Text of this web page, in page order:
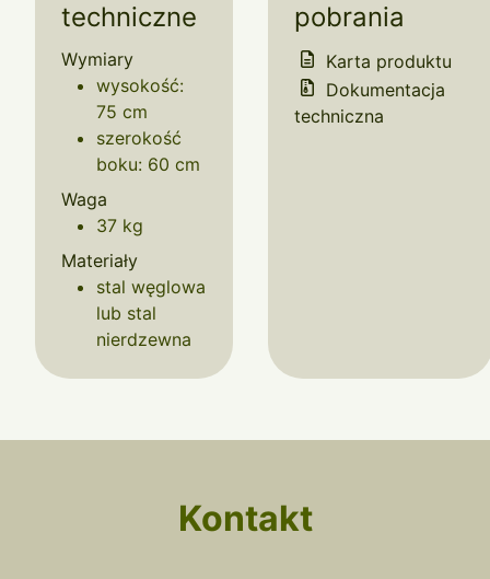
techniczne
Wymiary
wysokość:
75 cm
szerokość
boku: 60 cm
Waga
37 kg
Materiały
stal węglowa
lub stal
nierdzewna
pobrania
Karta produktu
Dokumentacja
techniczna
Kontakt